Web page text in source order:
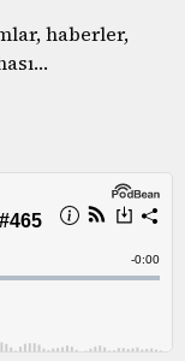
haberler,